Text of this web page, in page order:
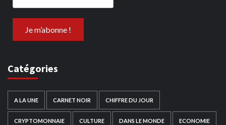
Catégories
A LA UNE CARNET NOIR CHIFFRE DU JOUR
CRYPTOMONNAIE CULTURE DANS LE MONDE ECONOMIE